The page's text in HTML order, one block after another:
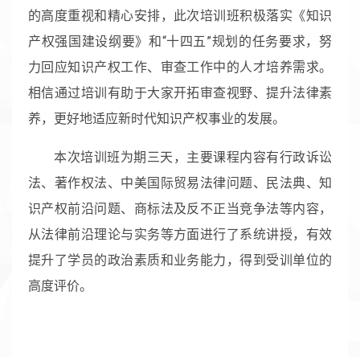
的高度重视和精心安排，此次培训班积极落实《知识
产权强国建设纲要》和“十四五”规划的任务要求，努
力回应知识产权工作、审查工作中的人才培养需求。
相信通过培训有助于大家开拓审查视野、提升法律素
养，更好地适应新时代知识产权事业的发展。
本次培训班为期三天，主要课程内容有行政诉讼
法、著作权法、中美国际贸易法律问题、民法典、知
识产权前沿问题、商标法及反不正当竞争法等内容，
从法律前沿理论与实务等方面进行了系统讲授，有效
提升了学员的政治素质和业务能力，得到受训单位的
高度评价。